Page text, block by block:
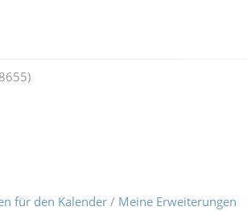
für den Kalender/ Meine Erweiterungen